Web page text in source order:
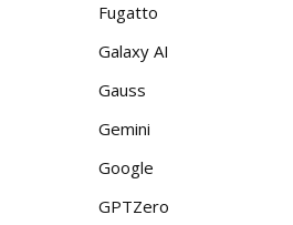
Fugatto
Galaxy AI
Gauss
Gemini
Google
GPTZero